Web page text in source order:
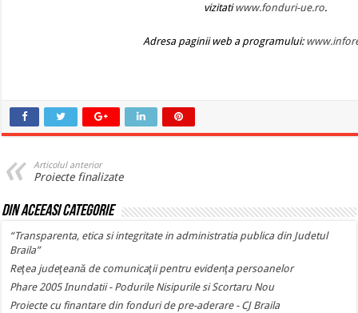
vizitati www.fonduri-ue.ro.
Adresa paginii web a programului:
Articolul anterior
Proiecte finalizate
Din aceeasi categorie
“Transparenta, etica si integritate in administratia publica din Judetul
Braila”
Reţea judeţeană de comunicaţii pentru evidenţa persoanelor
Phare 2005 Inundatii - Podurile Nisipurile si Scortaru Nou
Proiecte cu finantare din fonduri de pre-aderare - CJ Braila